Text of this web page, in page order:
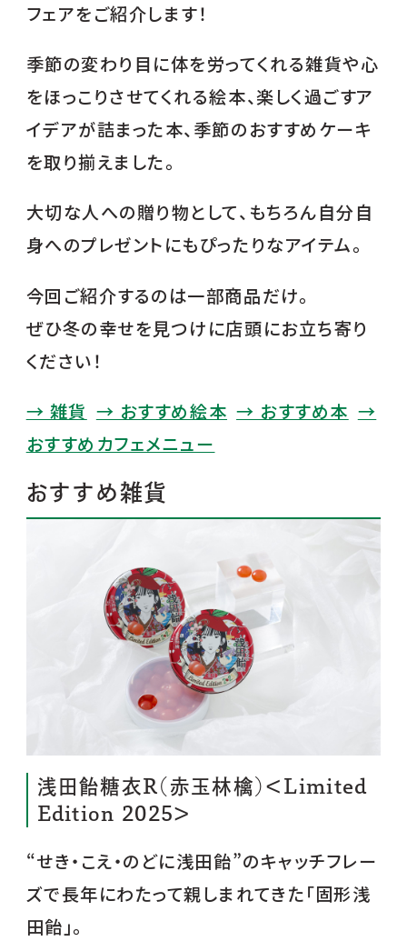
ららぽーと海老名店
淵野辺店
アトレ恵比寿店
アトレ亀戸店
ららぽーと豊洲店
ららぽーと立川立飛店
セレオ八王子店
フェアをご紹介します！
季節の変わり目に体を労ってくれる雑貨や心
をほっこりさせてくれる絵本、楽しく過ごすア
イデアが詰まった本、季節のおすすめケーキ
を取り揃えました。
大切な人への贈り物として、もちろん自分自
身へのプレゼントにもぴったりなアイテム。
今回ご紹介するのは一部商品だけ。
ぜひ冬の幸せを見つけに店頭にお立ち寄り
ください！
→ 雑貨 → おすすめ絵本 → おすすめ本 →
おすすめカフェメニュー
おすすめ雑貨
浅田飴糖衣R（赤玉林檎）＜Limited
Edition 2025＞
“せき・こえ・のどに浅田飴”のキャッチフレー
ズで長年にわたって親しまれてきた「固形浅
田飴」。